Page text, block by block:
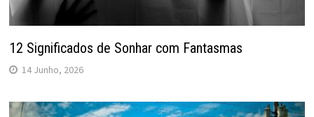
12 Significados de Sonhar com Fantasmas
14 Junho, 2026